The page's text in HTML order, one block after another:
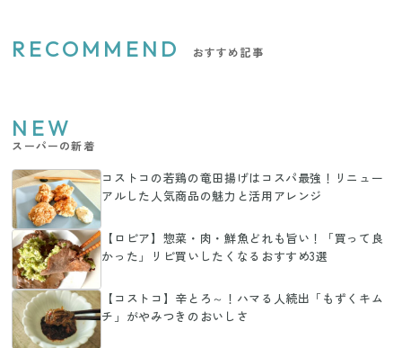
RECOMMEND おすすめ記事
NEW
スーパーの新着
コストコの若鶏の竜田揚げはコスパ最強！リニュー
アルした人気商品の魅力と活用アレンジ
【ロピア】惣菜・肉・鮮魚どれも旨い！「買って良
かった」リピ買いしたくなるおすすめ3選
【コストコ】辛とろ～！ハマる人続出「もずくキム
チ」がやみつきのおいしさ